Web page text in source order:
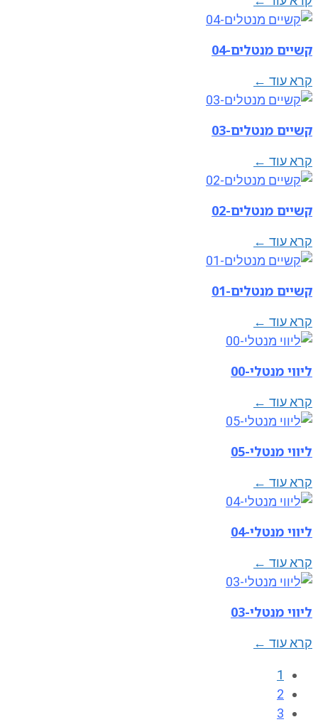
קשיים מנטלים-04
קרא עוד ←
קשיים מנטלים-03
קרא עוד ←
קשיים מנטלים-02
קרא עוד ←
קשיים מנטלים-01
קרא עוד ←
ליווי מנטלי-00
קרא עוד ←
ליווי מנטלי-05
קרא עוד ←
ליווי מנטלי-04
קרא עוד ←
ליווי מנטלי-03
קרא עוד ←
1
2
3